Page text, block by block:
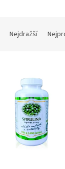
Nejdražší